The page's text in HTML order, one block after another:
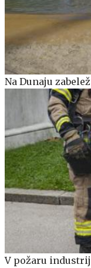
Na Dunaju
V požaru